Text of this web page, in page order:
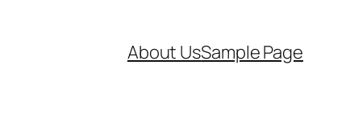
About UsSample Page